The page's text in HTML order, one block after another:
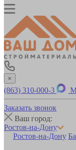
×
(863) 310-000-3
Заказать звонок
Ваш город:
Ростов-на-Дону
Ростов-на-Дону